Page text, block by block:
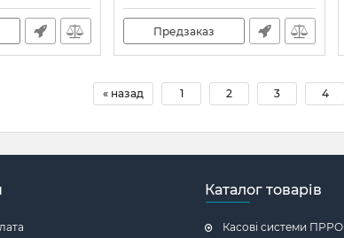
Предзаказ
« назад 1 2 3 4
Каталог товарів
Касові системи ПРРО